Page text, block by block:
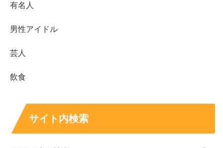
他の女性メンバーについても気になる方はこちら↓↓
ジャパン』はシーズン6。 6代目バチェラーは医師でイケメ
についても気になるところですよね！ 今回のバチェラー6
でもオーディション...
life-long-friend-ship.net
有名人
男性アイドル
芸人
飲食
サイト内検索